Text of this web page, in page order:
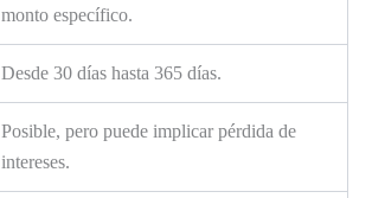
monto específico.
Desde 30 días hasta 365 días.
Posible, pero puede implicar pérdida de
intereses.